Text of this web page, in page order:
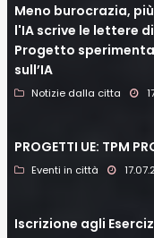
Meno burocrazia,
l'IA scrive le lettere
Progetto
sull’IA
Notizie dalla citta
PROGETTI UE: TPM
Eventi in città
Iscrizione agli